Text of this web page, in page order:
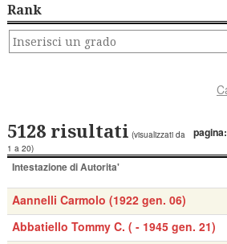
Rank
pagina:
5128 risultati (visualizzati da
1 a 20)
Intestazione di Autorita'
Aannelli Carmolo (1922 gen. 06)
Abbatiello Tommy C. ( - 1945 gen. 21)